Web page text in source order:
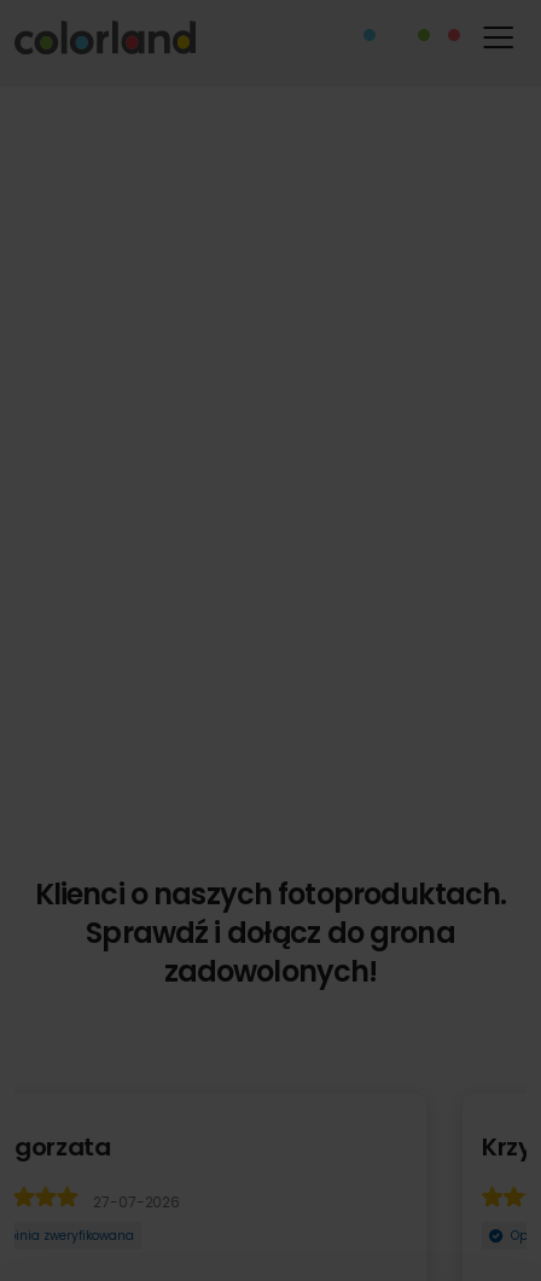
Klienci o naszych fotoproduktach.
Sprawdź i dołącz do grona
zadowolonych!
Krzysiek
02-12-2022
Opinia zweryfikowana